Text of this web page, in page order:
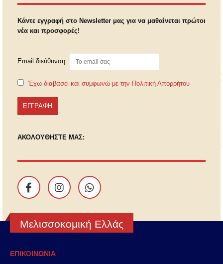
Κάντε εγγραφή στο Newsletter μας για να μαθαίνεται πρώτοι
νέα και προσφορές!
Email διεύθυνση:
Έχω διαβάσει και συμφωνώ με την Πολιτική Απορρήτου
ΑΚΟΛΟΥΘΗΣΤΕ ΜΑΣ:
Μελισσοκομική Ελλάς
ΕΠΙΚΟΙΝΩΝΙΑ